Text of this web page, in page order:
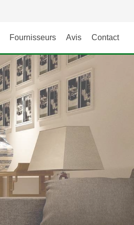
Fournisseurs Avis Contact